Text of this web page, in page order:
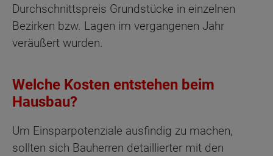
Durchschnittspreis Grundstücke in einzelnen
Bezirken bzw. Lagen im vergangenen Jahr
veräußert wurden.
Welche Kosten entstehen beim
Hausbau?
Um Einsparpotenziale ausfindig zu machen,
sollten sich Bauherren detaillierter mit den